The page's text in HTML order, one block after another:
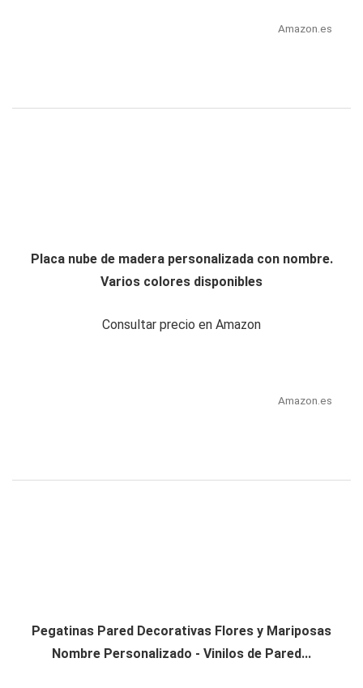
Amazon.es
Placa nube de madera personalizada con nombre.
Varios colores disponibles
Consultar precio en Amazon
Amazon.es
Pegatinas Pared Decorativas Flores y Mariposas
Nombre Personalizado - Vinilos de Pared...